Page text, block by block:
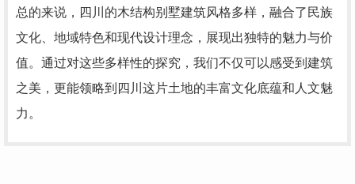
总的来说，四川的木结构别墅建筑风格多样，融合了民族
文化、地域特色和现代设计理念，展现出独特的魅力与价
值。通过对这些多样性的探究，我们不仅可以感受到建筑
之美，更能领略到四川这片土地的丰富文化底蕴和人文魅
力。